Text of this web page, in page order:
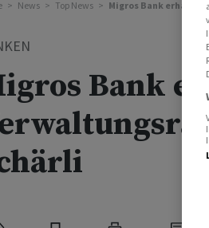
News Top News Migros Bank erhält
Bank